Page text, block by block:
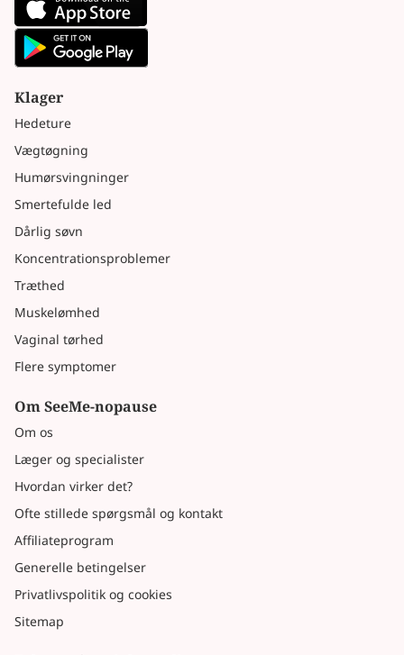
Klager
Hedeture
Vægtøgning
Humørsvingninger
Smertefulde led
Dårlig søvn
Koncentrationsproblemer
Træthed
Muskelømhed
Vaginal tørhed
Flere symptomer
Om SeeMe-nopause
Om os
Læger og specialister
Hvordan virker det?
Ofte stillede spørgsmål og kontakt
Affiliateprogram
Generelle betingelser
Privatlivspolitik og cookies
Sitemap